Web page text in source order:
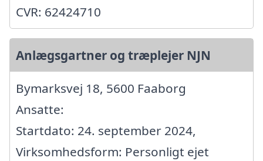
CVR: 62424710
Anlægsgartner og træplejer NJN
Bymarksvej 18, 5600 Faaborg
Ansatte:
Startdato: 24. september 2024,
Virksomhedsform: Personligt ejet